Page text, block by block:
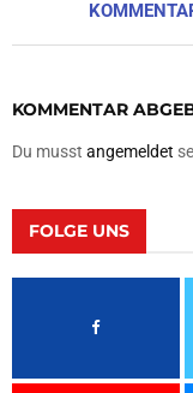
KOMMENTAR
Du musst angemeldet
FOLGE UNS